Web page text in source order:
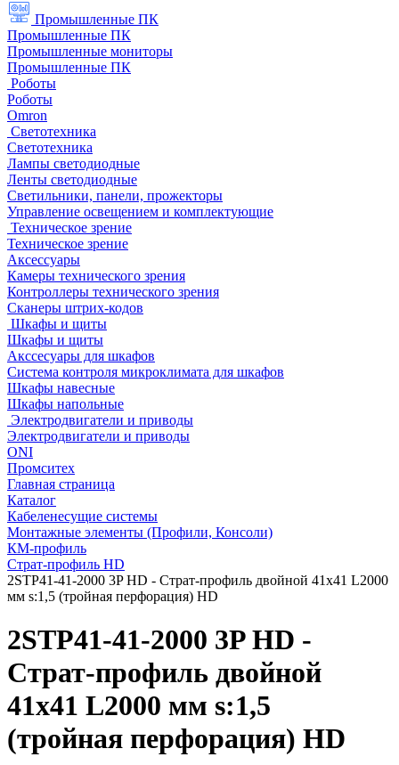
Промышленные ПК
Промышленные ПК
Промышленные мониторы
Промышленные ПК
Роботы
Роботы
Omron
Светотехника
Светотехника
Лампы светодиодные
Ленты светодиодные
Светильники, панели, прожекторы
Управление освещением и комплектующие
Техническое зрение
Техническое зрение
Аксессуары
Камеры технического зрения
Контроллеры технического зрения
Сканеры штрих-кодов
Шкафы и щиты
Шкафы и щиты
Акссесуары для шкафов
Система контроля микроклимата для шкафов
Шкафы навесные
Шкафы напольные
Электродвигатели и приводы
Электродвигатели и приводы
ONI
Промситех
Главная страница
Каталог
Кабеленесущие системы
Монтажные элементы (Профили, Консоли)
КМ-профиль
Страт-профиль HD
2STP41-41-2000 3P HD - Страт-профиль двойной 41х41 L2000
мм s:1,5 (тройная перфорация) HD
2STP41-41-2000 3P HD -
Страт-профиль двойной
41х41 L2000 мм s:1,5
(тройная перфорация) HD